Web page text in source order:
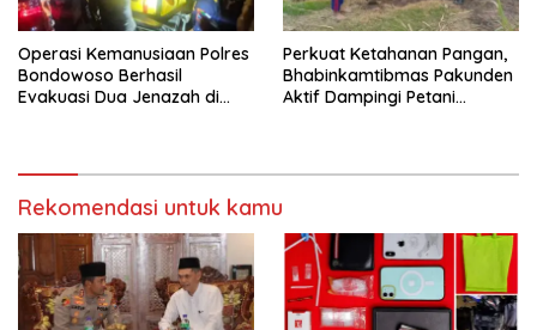
Operasi Kemanusiaan Polres
Bondowoso Berhasil
Evakuasi Dua Jenazah di
Perkuat Ketahanan Pangan,
Bhabinkamtibmas Pakunden
Aktif Dampingi Petani
Rekomendasi untuk kamu